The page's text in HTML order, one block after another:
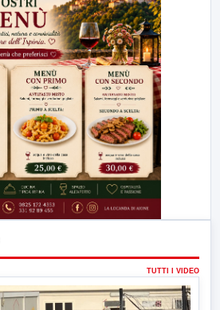
TUTTI I VIDEO